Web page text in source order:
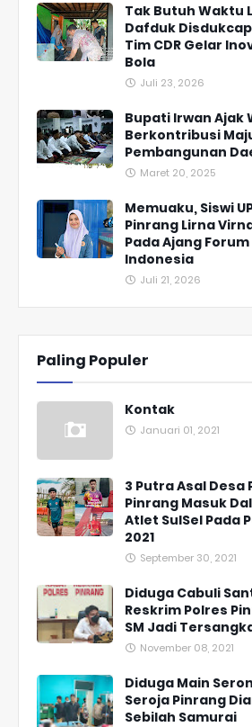
Tak Butuh Waktu
Dafduk
Tim CDR Gelar
Bola
Juli 23, 2026
Bupati Irwan Ajak
Berkontribusi
Pembangunan
Maret 20, 2025
Memuaku, Siswi
Pinrang Lirna
Pada Ajang
Indonesia
Juli 21, 2026
Paling Populer
Kontak
Januari 01, 2021
3 Putra Asal Desa
Pinrang Masuk
Atlet SulSel Pada
2021
September 30, 2021
Diduga Cabuli
Reskrim Polres
SM Jadi
November 08, 2021
Diduga Main
Seroja Pinrang
Sebilah Samurai